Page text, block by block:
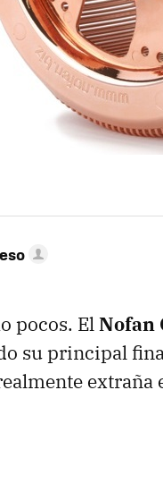
pocos. ElNofan
su principal
extraña